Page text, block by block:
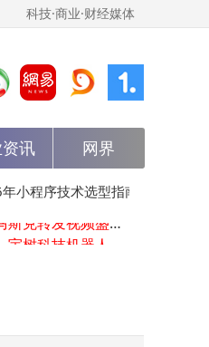
科技·商业·财经媒体
讯 网界
程序技术选型指南：从痛点出发
技术伙伴新选择
吉利智驾整合新动态：千里智驾首席科学家及数据负责人将离职
雷军看好，年营收超5亿，铜师傅能否成为中年版“泡泡玛特”？
马斯克点赞王力宏演唱会伴舞机器人 宇树科技机器人再引关注